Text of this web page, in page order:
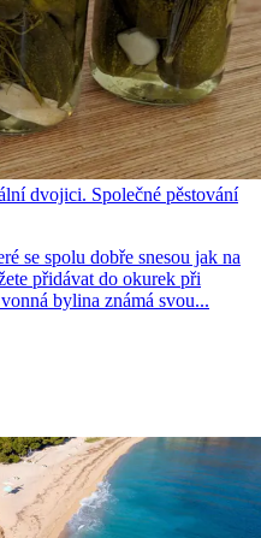
dvojici. Společné pěstování
se spolu dobře snesou jak na
přidávat do okurek při
bylina známá svou...